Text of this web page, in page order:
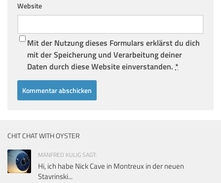
Website
Mit der Nutzung dieses Formulars erklärst du dich
mit der Speicherung und Verarbeitung deiner
Daten durch diese Website einverstanden. *
CHIT CHAT WITH OYSTER
MANFRED KULIG SAGT:
Hi, ich habe Nick Cave in Montreux in der neuen
Stavrinski...